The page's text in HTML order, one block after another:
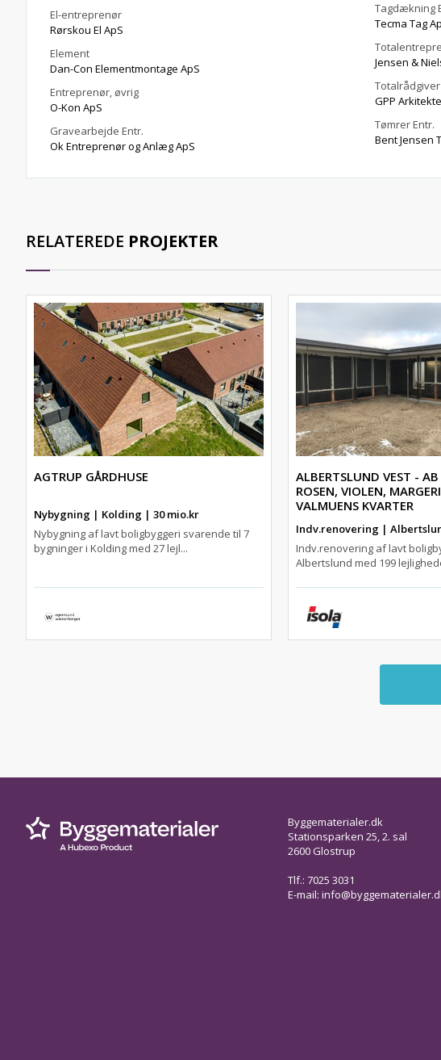
El-entreprenør
Rørskou El ApS
Element
Dan-Con Elementmontage ApS
Entreprenør, øvrig
O-Kon ApS
Gravearbejde Entr.
Ok Entreprenør og Anlæg ApS
Tagdækning
Tecma Tag
Jensen &
Totalrådgiver
GPP
Tømrer Entr.
RELATEREDE PROJEKTER
AGTRUP GÅRDHUSE
Nybygning | Kolding | 30 mio.kr
Nybygning af lavt boligbyggeri svarende til 7
bygninger i Kolding med 27 lejl...
ALBERTSLUND VEST - AB
ROSEN, VIOLEN,
VALMUENS KVARTER
Indv.renovering |
Indv.renovering af lavt
Albertslund med 199
Byggematerialer.dk
Stationsparken 25, 2. sal
2600 Glostrup
Tlf.: 7025 3031
E-mail: